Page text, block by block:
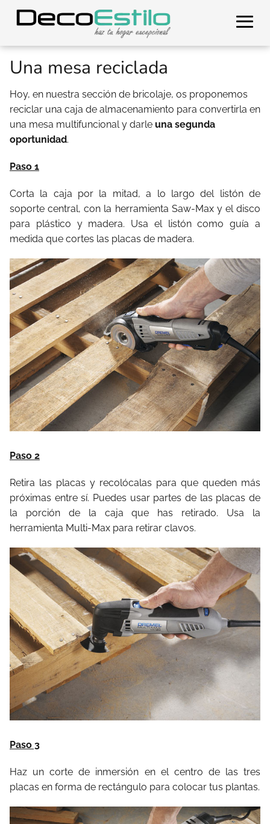
Una mesa reciclada
Hoy, en nuestra sección de bricolaje, os proponemos
reciclar una caja de almacenamiento para convertirla en
una mesa multifuncional y darle una segunda
oportunidad.
Paso 1
Corta la caja por la mitad, a lo largo del listón de
soporte central, con la herramienta Saw-Max y el disco
para plástico y madera. Usa el listón como guía a
medida que cortes las placas de madera.
Paso 2
Retira las placas y recolócalas para que queden más
próximas entre sí. Puedes usar partes de las placas de
la porción de la caja que has retirado. Usa la
herramienta Multi-Max para retirar clavos.
Paso 3
Haz un corte de inmersión en el centro de las tres
placas en forma de rectángulo para colocar tus plantas.